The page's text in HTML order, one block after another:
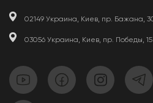
02149 Украина, Киев, пр. Бажана,
03056 Украина, Киев, пр. Победы, 15